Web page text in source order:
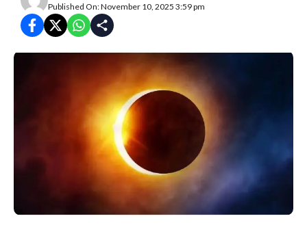
Published On: November 10, 2025 3:59 pm